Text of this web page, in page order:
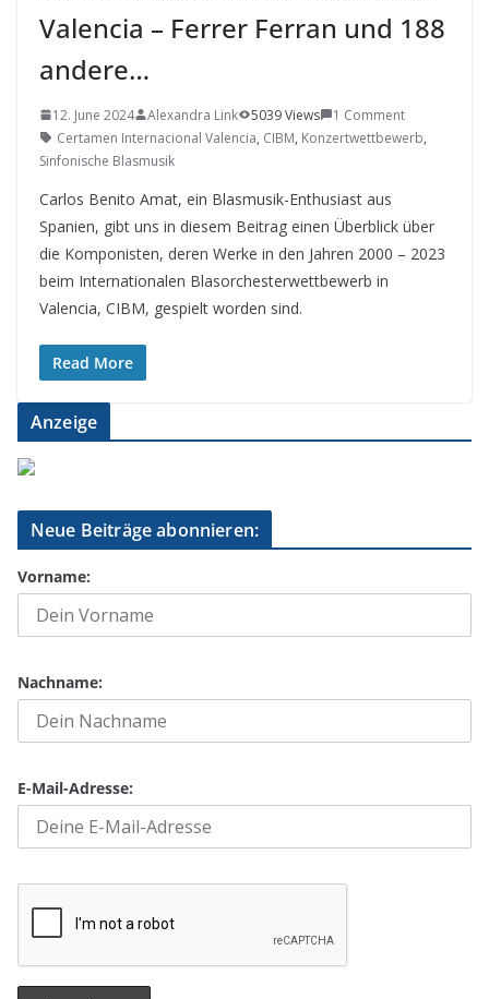
Valencia – Ferrer Ferran und 188
andere…
12. June 2024 Alexandra Link 5039 Views
1 Comment
Certamen Internacional Valencia, CIBM, Konzertwettbewerb,
Sinfonische Blasmusik
Carlos Benito Amat, ein Blasmusik-Enthusiast aus
Spanien, gibt uns in diesem Beitrag einen Überblick über
die Komponisten, deren Werke in den Jahren 2000 – 2023
beim Internationalen Blasorchesterwettbewerb in
Valencia, CIBM, gespielt worden sind.
Read More
Anzeige
Neue Beiträge abonnieren:
Vorname:
Nachname:
E-Mail-Adresse: